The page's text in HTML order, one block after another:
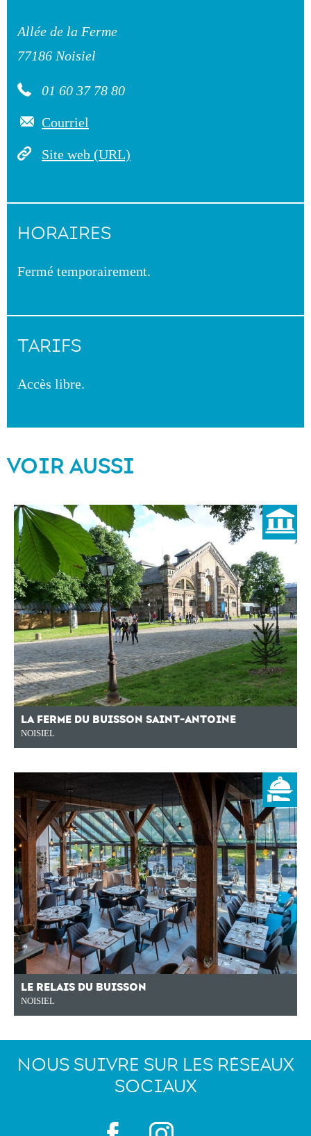
Allée de la Ferme
77186 Noisiel
01 60 37 78 80
Courriel
Site web (URL)
HORAIRES
Fermé temporairement.
TARIFS
Accès libre.
VOIR AUSSI
LA FERME DU BUISSON SAINT-ANTOINE
NOISIEL
LE RELAIS DU BUISSON
NOISIEL
NOUS SUIVRE SUR LES RÉSEAUX
SOCIAUX